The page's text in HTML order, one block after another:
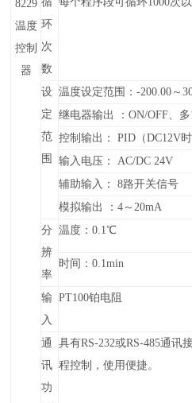
8229
温度
控制
器
环
次
数
设
定
范
围
温度设定范围：-200.00～3
继电器输出 ：ON/OFF、多
控制输出： PID（DC12V时
输入电压： AC/DC 24V
辅助输入： 8路开关信号
模拟输出 ：4～20mA
分
辨
率
温度：0.1℃
时间：0.1min
输
入
PT100铂电阻
通
讯
功
具有RS-232或RS-485通讯
程控制，使用便捷。